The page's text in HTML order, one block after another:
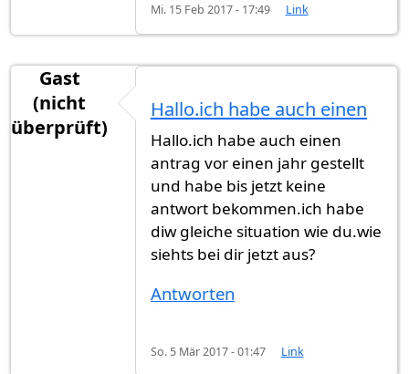
Mi. 15 Feb 2017 - 17:49 Link
Gast
(nicht
überprüft)
Hallo.ich habe auch einen
Hallo.ich habe auch einen
antrag vor einen jahr gestellt
und habe bis jetzt keine
antwort bekommen.ich habe
diw gleiche situation wie du.wie
siehts bei dir jetzt aus?
Antworten
So. 5 Mär 2017 - 01:47 Link